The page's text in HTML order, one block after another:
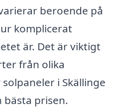
beroende på
komplicerat
är. Det är viktigt
från olika
i Skällinge
prisen.